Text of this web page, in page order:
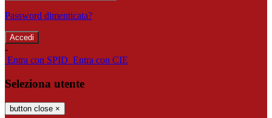
Password dimenticata?
-
Entra con SPID Entra con CIE
Seleziona utente
button close ×